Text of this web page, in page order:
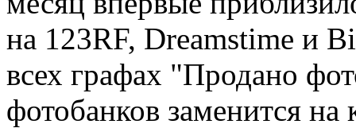
на 123RF, Dreamstime и
всех графах "Продано
фотобанков заменится